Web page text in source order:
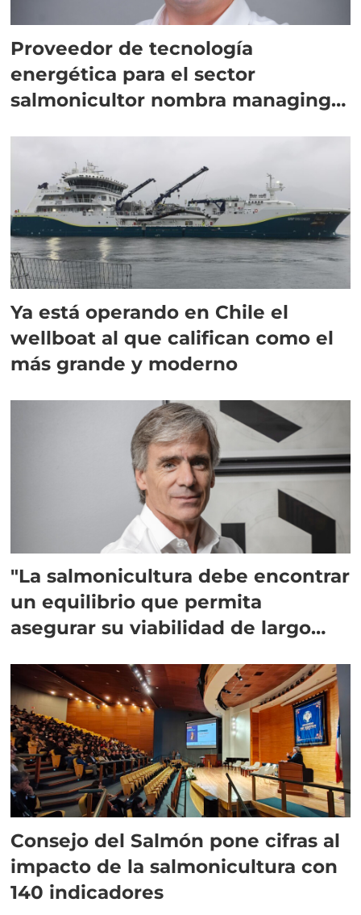
Proveedor de tecnología
energética para el sector
salmonicultor nombra managing
Ya está operando en Chile el
wellboat al que califican como el
más grande y moderno
"La salmonicultura debe encontrar
un equilibrio que permita
asegurar su viabilidad de largo
Consejo del Salmón pone cifras al
impacto de la salmonicultura con
140 indicadores